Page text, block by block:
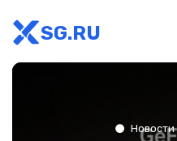
SG.RU
Новости